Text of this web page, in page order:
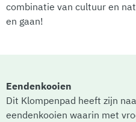
combinatie van cultuur en
en gaan!
Eendenkooien
Dit Klompenpad heeft zijn
eendenkooien waarin met